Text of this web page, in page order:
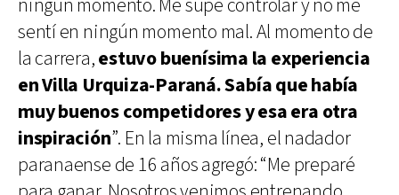
ningún momento. Me supe controlar y no me
sentí en ningún momento mal. Al momento de
la carrera,estuvo buenísima la experiencia
en Villa Urquiza-Paraná. Sabía que había
muy buenos competidores y esa era otra
inspiración”. En la misma línea, el nadador
paranaense de 16 años agregó: “Me preparé